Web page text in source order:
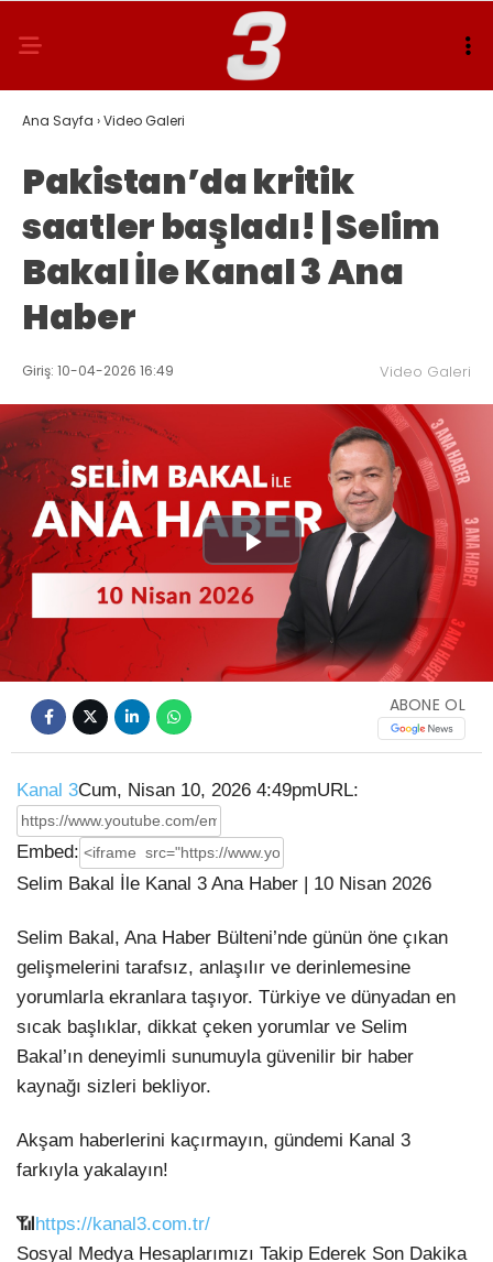
Ana Sayfa ›Video Galeri
Pakistan’da kritik
saatler başladı! | Selim
Bakal İle Kanal 3 Ana
Haber
Giriş: 10-04-2026 16:49 Video Galeri
Play
Video
ABONE OL
Kanal 3Cum, Nisan 10, 2026 4:49pmURL:
Embed:
Selim Bakal İle Kanal 3 Ana Haber | 10 Nisan 2026
Selim Bakal, Ana Haber Bülteni’nde günün öne çıkan
gelişmelerini tarafsız, anlaşılır ve derinlemesine
yorumlarla ekranlara taşıyor. Türkiye ve dünyadan en
sıcak başlıklar, dikkat çeken yorumlar ve Selim
Bakal’ın deneyimli sunumuyla güvenilir bir haber
kaynağı sizleri bekliyor.
Akşam haberlerini kaçırmayın, gündemi Kanal 3
farkıyla yakalayın!
📶 https://kanal3.com.tr/
Sosyal Medya Hesaplarımızı Takip Ederek Son Dakika